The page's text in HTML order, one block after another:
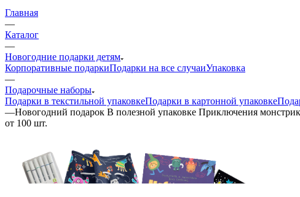
Главная
—
Каталог
—
Новогодние подарки детям
Корпоративные подаркиПодарки на все случаиУпаковка
—
Подарочные наборы
Подарки в текстильной упаковкеПодарки в картонной упаковке
—Новогодний подарок В полезной упаковке Приключения
от 100 шт.